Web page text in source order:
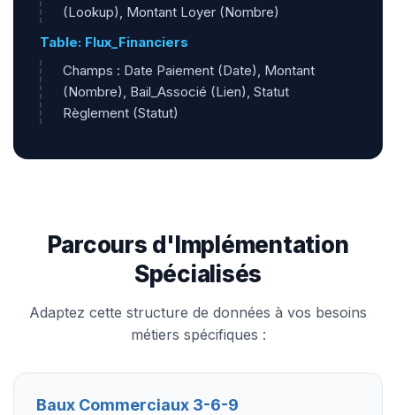
(Lookup), Montant Loyer (Nombre)
Table: Flux_Financiers
Champs : Date Paiement (Date), Montant
(Nombre), Bail_Associé (Lien), Statut
Règlement (Statut)
Parcours d'Implémentation
Spécialisés
Adaptez cette structure de données à vos besoins
métiers spécifiques :
Baux Commerciaux 3-6-9